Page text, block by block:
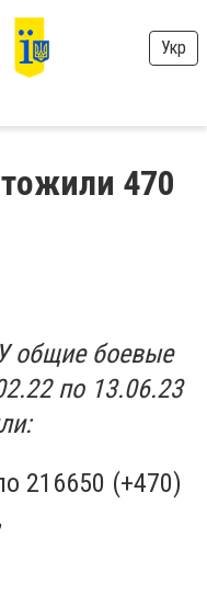
Укр
470
общие боевые
по 13.06.23
216650 (+470)